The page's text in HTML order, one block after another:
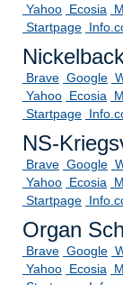
Yahoo Ecosia
Startpage
Brave Google
Yahoo Ecosia
Startpage
NS-
Brave Google
Yahoo Ecosia
Startpage
Organ
Brave Google
Yahoo Ecosia